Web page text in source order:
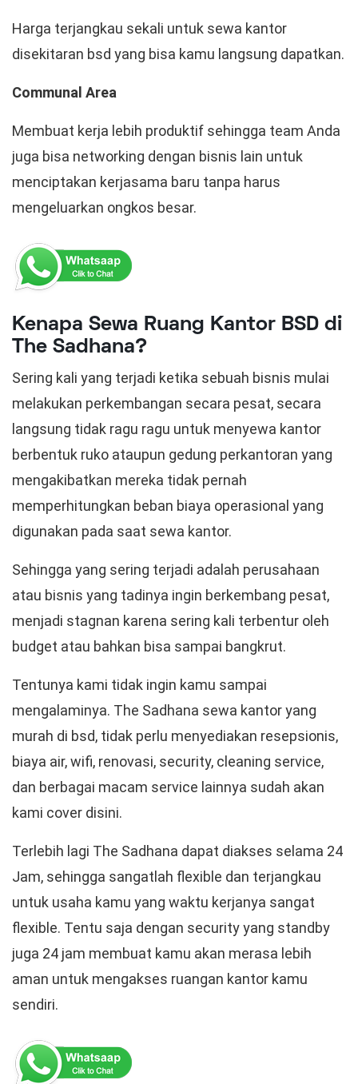
Harga terjangkau sekali untuk sewa kantor
disekitaran bsd yang bisa kamu langsung dapatkan.
Communal Area
Membuat kerja lebih produktif sehingga team Anda
juga bisa networking dengan bisnis lain untuk
menciptakan kerjasama baru tanpa harus
mengeluarkan ongkos besar.
Kenapa Sewa Ruang Kantor BSD di
The Sadhana?
Sering kali yang terjadi ketika sebuah bisnis mulai
melakukan perkembangan secara pesat, secara
langsung tidak ragu ragu untuk menyewa kantor
berbentuk ruko ataupun gedung perkantoran yang
mengakibatkan mereka tidak pernah
memperhitungkan beban biaya operasional yang
digunakan pada saat sewa kantor.
Sehingga yang sering terjadi adalah perusahaan
atau bisnis yang tadinya ingin berkembang pesat,
menjadi stagnan karena sering kali terbentur oleh
budget atau bahkan bisa sampai bangkrut.
Tentunya kami tidak ingin kamu sampai
mengalaminya. The Sadhana sewa kantor yang
murah di bsd, tidak perlu menyediakan resepsionis,
biaya air, wifi, renovasi, security, cleaning service,
dan berbagai macam service lainnya sudah akan
kami cover disini.
Terlebih lagi The Sadhana dapat diakses selama 24
Jam, sehingga sangatlah flexible dan terjangkau
untuk usaha kamu yang waktu kerjanya sangat
flexible. Tentu saja dengan security yang standby
juga 24 jam membuat kamu akan merasa lebih
aman untuk mengakses ruangan kantor kamu
sendiri.